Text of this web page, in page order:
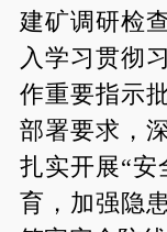
建矿调研检
入学习贯彻
作重要指示
部署要求，
扎实开展“安
育，加强隐